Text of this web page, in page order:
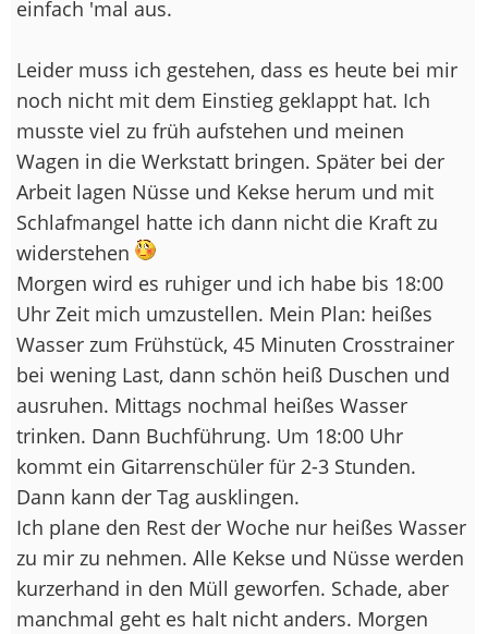
einfach 'mal aus.
Leider muss ich gestehen, dass es heute bei mir
noch nicht mit dem Einstieg geklappt hat. Ich
musste viel zu früh aufstehen und meinen
Wagen in die Werkstatt bringen. Später bei der
Arbeit lagen Nüsse und Kekse herum und mit
Schlafmangel hatte ich dann nicht die Kraft zu
widerstehen
Morgen wird es ruhiger und ich habe bis 18:00
Uhr Zeit mich umzustellen. Mein Plan: heißes
Wasser zum Frühstück, 45 Minuten Crosstrainer
bei wening Last, dann schön heiß Duschen und
ausruhen. Mittags nochmal heißes Wasser
trinken. Dann Buchführung. Um 18:00 Uhr
kommt ein Gitarrenschüler für 2-3 Stunden.
Dann kann der Tag ausklingen.
Ich plane den Rest der Woche nur heißes Wasser
zu mir zu nehmen. Alle Kekse und Nüsse werden
kurzerhand in den Müll geworfen. Schade, aber
manchmal geht es halt nicht anders. Morgen